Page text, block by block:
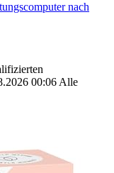
nach
00:06 Alle